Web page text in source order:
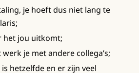
je hoeft dus niet lang te
het jou uitkomt;
je met andere collega’s;
hetzelfde en er zijn veel